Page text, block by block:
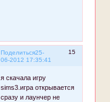
Поделиться 15
25-
06-2012 17:35:41
я скачала игру
sims3.игра открывается
сразу и лаунчер не